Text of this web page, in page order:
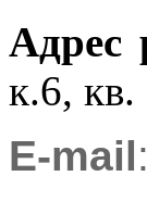
Адрес
к.6,
E-mail: